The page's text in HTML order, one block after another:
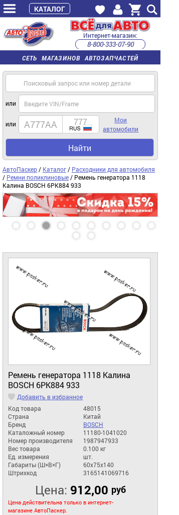
СЕТЬ МАГАЗИНОВ АВТОЗАПЧАСТЕЙ
Интернет-магазин:
8-800-333-07-90
часы работы с 9:00 до 22:00 (пн-пт)
или
или
Мои
автомобили
Найти
АвтоПаскер / Каталог / Расходники для автомобиля
/ Ремни поликлиновые / Ремень генератора 1118
Калина BOSCH 6PK884 933
Ремень генератора 1118 Калина
BOSCH 6PK884 933
Добавить в избранное
Код товара
48015
Страна
Китай
Бренд
BOSCH
Каталожный номер
11180-1041020
Номер производителя
1987947933
Вес товара
0.100 кг
Ед. измерения
шт.
Габариты (Ш×В×Г)
60x75x140
Штрихкод
3165141069716
Цена: 912,00 руб
Цена действительна только в интернет-
магазине АвтоПаскер.
КАТАЛОГ